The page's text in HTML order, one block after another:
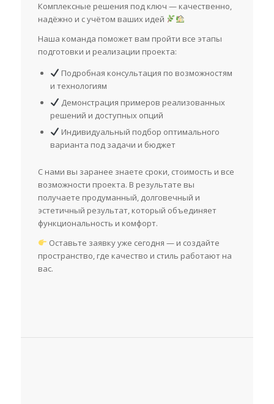
Комплексные решения под ключ — качественно,
надёжно и с учётом ваших идей
Наша команда поможет вам пройти все этапы
подготовки и реализации проекта:
Подробная консультация по возможностям
и технологиям
Демонстрация примеров реализованных
решений и доступных опций
Индивидуальный подбор оптимального
варианта под задачи и бюджет
С нами вы заранее знаете сроки, стоимость и все
возможности проекта. В результате вы
получаете продуманный, долговечный и
эстетичный результат, который объединяет
функциональность и комфорт.
Оставьте заявку уже сегодня — и создайте
пространство, где качество и стиль работают на
вас.